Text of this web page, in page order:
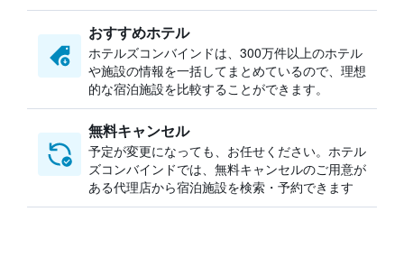
おすすめホテル
ホテルズコンバインドは、300万件以上のホテル
や施設の情報を一括してまとめているので、理想
的な宿泊施設を比較することができます。
無料キャンセル
予定が変更になっても、お任せください。ホテル
ズコンバインドでは、無料キャンセルのご用意が
ある代理店から宿泊施設を検索・予約できます